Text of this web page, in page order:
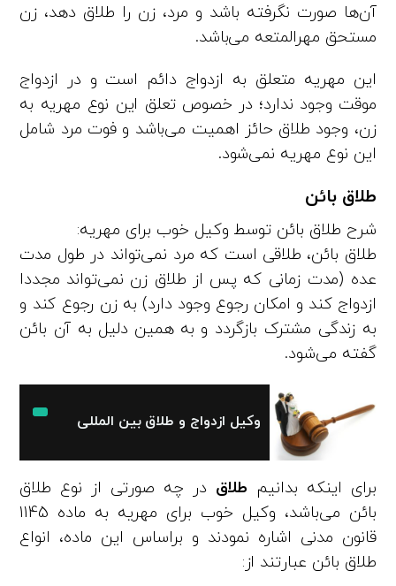
آن‌ها صورت نگرفته باشد و مرد، زن را طلاق دهد، زن
مستحق مهرالمتعه می‌باشد.
این مهریه متعلق به ازدواج دائم است و در ازدواج
موقت وجود ندارد؛ در خصوص تعلق این نوع مهریه به
زن، وجود طلاق حائز اهمیت می‌باشد و فوت مرد شامل
این نوع مهریه نمی‌شود.
طلاق بائن
شرح طلاق بائن توسط وکیل خوب برای مهریه:
طلاق بائن، طلاقی است که مرد نمی‌تواند در طول مدت
عده (مدت زمانی که پس از طلاق زن نمی‌تواند مجددا
ازدواج کند و امکان رجوع وجود دارد) به زن رجوع کند و
به زندگی مشترک بازگردد و به همین دلیل به آن بائن
گفته می‌شود.
وکیل ازدواج و طلاق بین المللی
برای اینکه بدانیم طلاق در چه صورتی از نوع طلاق
بائن می‌باشد، وکیل خوب برای مهریه به ماده 1145
قانون مدنی اشاره نمودند و براساس این ماده، انواع
طلاق بائن عبارتند از: